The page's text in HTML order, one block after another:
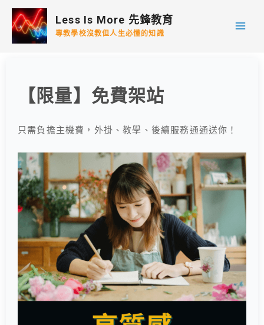
Less Is More 先鋒教育
專教學校沒教但人生必懂的知識
【限量】免費架站
只需負擔主機費，外掛、教學、後續服務通通送你！